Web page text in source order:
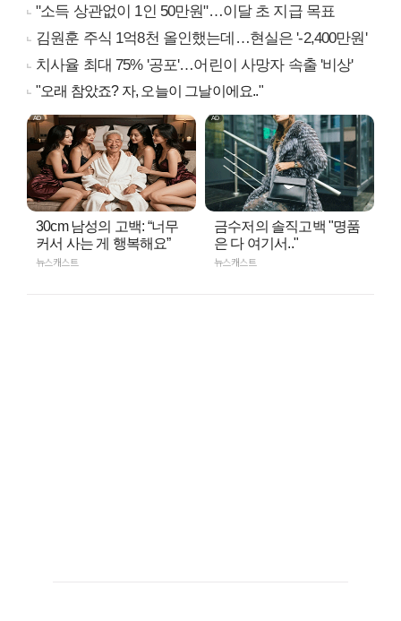
"소득 상관없이 1인 50만원"…이달 초 지급 목표
김원훈 주식 1억8천 올인했는데…현실은 '-2,400만원'
치사율 최대 75% '공포'…어린이 사망자 속출 '비상'
"오래 참았죠? 자, 오늘이 그날이에요.."
30cm 남성의 고백: “너무
커서 사는 게 행복해요”
뉴스캐스트
금수저의 솔직고백 "명품
은 다 여기서.."
뉴스캐스트